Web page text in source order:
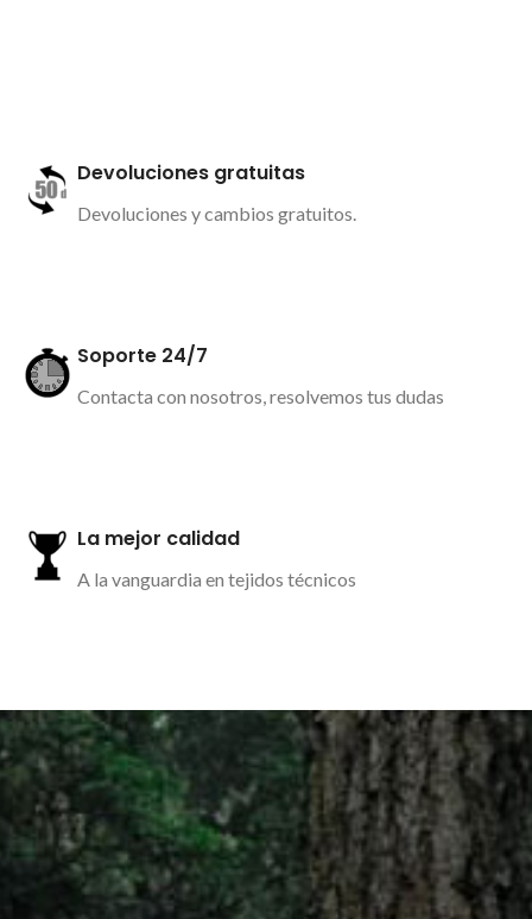
Devoluciones gratuitas
Devoluciones y cambios gratuitos.
Soporte 24/7
Contacta con nosotros, resolvemos tus dudas
La mejor calidad
A la vanguardia en tejidos técnicos